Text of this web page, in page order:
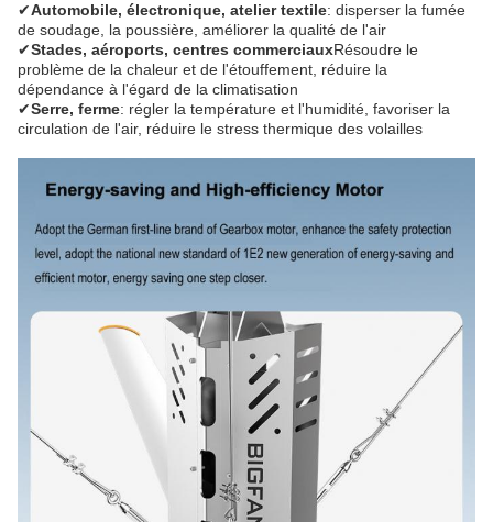
✔Automobile, électronique, atelier textile: disperser la fumée
de soudage, la poussière, améliorer la qualité de l'air
✔Stades, aéroports, centres commerciauxRésoudre le
problème de la chaleur et de l'étouffement, réduire la
dépendance à l'égard de la climatisation
✔Serre, ferme: régler la température et l'humidité, favoriser la
circulation de l'air, réduire le stress thermique des volailles